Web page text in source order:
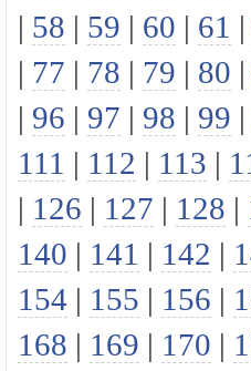
| 58 | 59 | 60 | 61 |
| 77 | 78 | 79 | 80 |
| 96 | 97 | 98 | 99 |
111 | 112 | 113 |
| 126 | 127 | 128 |
140 | 141 | 142 |
154 | 155 | 156 |
168 | 169 | 170 |